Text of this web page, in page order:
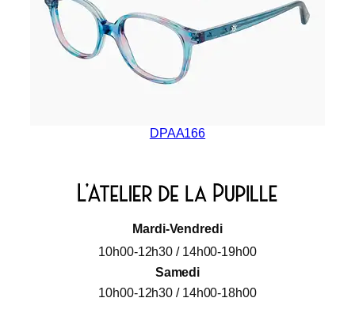
DPAA166
Mardi-Vendredi
10h00-12h30 / 14h00-19h00
Samedi
10h00-12h30 / 14h00-18h00